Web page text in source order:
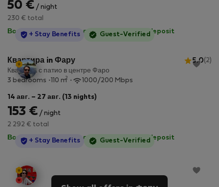
50 € / night
230 € total
Все коммунальные услуги включены·No deposit
StayProtection
+ Stay Benefits Guest-Verified
Квартира in Фару 5.0 (2)
Квартира с патио в центре Фаро
3 bedrooms
110 m2 1000/200 Mbps
14 авг. – 27 авг. (13 nights)
153 € / night
2 292 € total
Все коммунальные услуги включены·No deposit
StayProtection
+ Stay Benefits Guest-Verified